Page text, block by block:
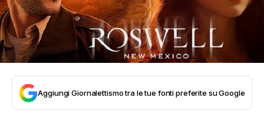
Aggiungi Giornalettismo tra le tue fonti preferite su Google